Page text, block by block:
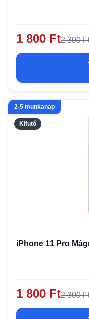
1 800 Ft2 300 Ft
Kifutó
2-5 munkanap
iPhone 11 Pro
1 800 Ft2 300 Ft